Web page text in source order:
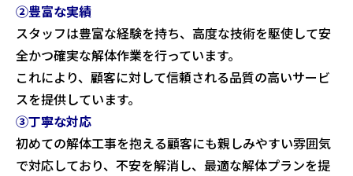
②豊富な実績
スタッフは豊富な経験を持ち、高度な技術を駆使して安
全かつ確実な解体作業を行っています。
これにより、顧客に対して信頼される品質の高いサービ
スを提供しています。
③丁寧な対応
初めての解体工事を抱える顧客にも親しみやすい雰囲気
で対応しており、不安を解消し、最適な解体プランを提